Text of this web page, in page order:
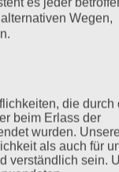
–
Sozialökonomie
durch
wird in Deutsche
mehr ...
Wegen,
die durch
beim Erlass der
wurden. Unsere
als auch für
verständlich sein.